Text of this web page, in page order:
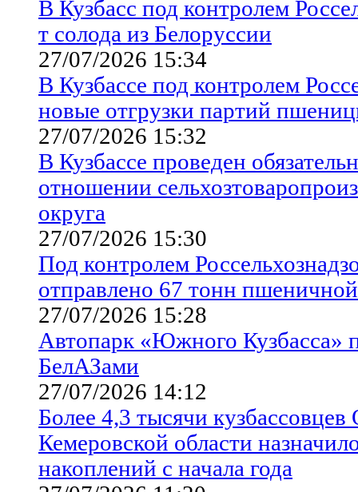
В Кузбасс под контролем
т солода из Белоруссии
27/07/2026 15:34
В Кузбассе под контролем
новые отгрузки партий
27/07/2026 15:32
В Кузбассе проведен
отношении
округа
27/07/2026 15:30
Под контролем
отправлено 67 тонн
27/07/2026 15:28
Автопарк «Южного Кузбасса»
БелАЗами
27/07/2026 14:12
Более 4,3 тысячи
Кемеровской области
накоплений с начала года